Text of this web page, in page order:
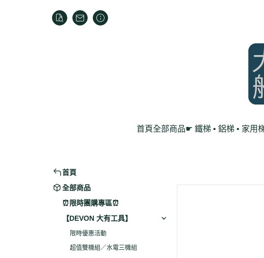
首頁全部商品☛ 鐵梯 • 鋁梯 • 家用
首頁
全部商品
⏰限時團購專區⏰
【DEVON 大有工具】
限時優惠活動
超值雙機組／水電三機組